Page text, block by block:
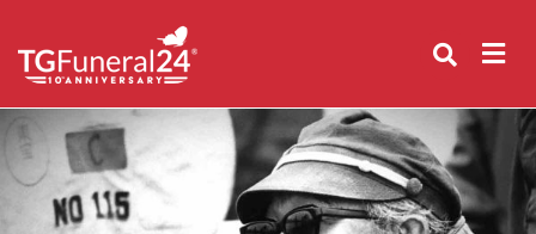
content